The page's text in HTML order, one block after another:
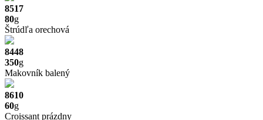
8517
80g
Štrúdľa orechová
8448
350g
Makovník balený
8610
60g
Croissant prázdny